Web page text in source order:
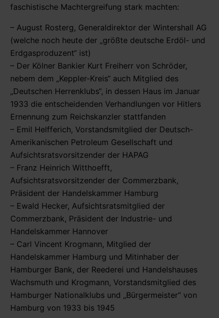
faschistische Machtergreifung stark machten:
– August Rosterg, Generaldirektor der Wintershall AG
(welche noch heute der „größte deutsche Erdöl- und
Erdgasproduzent“ ist)
– Der Kölner Bankier Kurt Freiherr von Schröder,
nebem dem „Keppler-Kreis“ auch Mitglied des
„Deutschen Herrenklubs“, in dessen Haus im Januar
1933 die entscheidenden Verhandlungen vor Hitlers
Ernennung zum Reichskanzler stattfanden
– Emil Helfferich, Vorstandsmitglied der Deutsch-
Amerikanischen Petroleum Gesellschaft und
Aufsichtsratsvorsitzender der HAPAG
– Franz Heinrich Witthoefft,
Aufsichtsratsvorsitzender der Commerzbank,
Präsident der Handelskammer Hamburg
– Ewald Hecker, Aufsichtsratsmitglied der
Commerzbank, Präsident der Industrie- und
Handelskammer Hannover
– Carl Vincent Krogmann, Mitglied der
Handelskammer Hamburg und Mitinhaber der
Hamburger Bank, der Reederei und Handelshauses
Wachsmuth und Krogmann, Vorstandsmitglied des
Hamburger Nationalklubs und „Bürgermeister“ von
Hamburg von 1933 bis 1945